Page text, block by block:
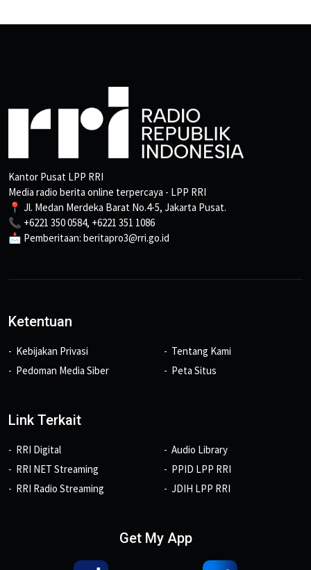
Kantor Pusat LPP RRI
Media radio berita online terpercaya - LPP RRI
📍 Jl. Medan Merdeka Barat No.4-5, Jakarta Pusat.
📞 +6221 350 0584, +6221 351 1086
📩 Pemberitaan: beritapro3@rri.go.id
Ketentuan
Kebijakan Privasi
Pedoman Media Siber
Tentang Kami
Peta Situs
Link Terkait
RRI Digital
RRI NET Streaming
RRI Radio Streaming
Audio Library
PPID LPP RRI
JDIH LPP RRI
Get My App